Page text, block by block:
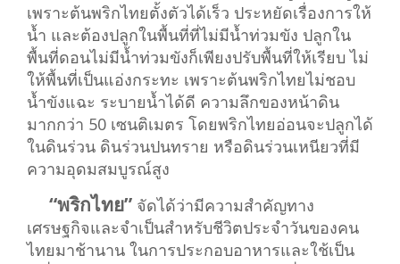
เพราะต้นพริกไทยตั้งตัวได้เร็ว ประหยัดเรื่องการให้
น้ำ และต้องปลูกในพื้นที่ที่ไม่มีน้ำท่วมขัง ปลูกใน
พื้นที่ดอนไม่มีน้ำท่วมขังก็เพียงปรับพื้นที่ให้เรียบ ไม่
ให้พื้นที่เป็นแอ่งกระทะ เพราะต้นพริกไทยไม่ชอบ
น้ำขังแฉะ ระบายน้ำได้ดี ความลึกของหน้าดิน
มากกว่า 50 เซนติเมตร โดยพริกไทยอ่อนจะปลูกได้
ในดินร่วน ดินร่วนปนทราย หรือดินร่วนเหนียวที่มี
ความอุดมสมบูรณ์สูง
“พริกไทย” จัดได้ว่ามีความสำคัญทาง
เศรษฐกิจและจำเป็นสำหรับชีวิตประจำวันของคน
ไทยมาช้านาน ในการประกอบอาหารและใช้เป็น